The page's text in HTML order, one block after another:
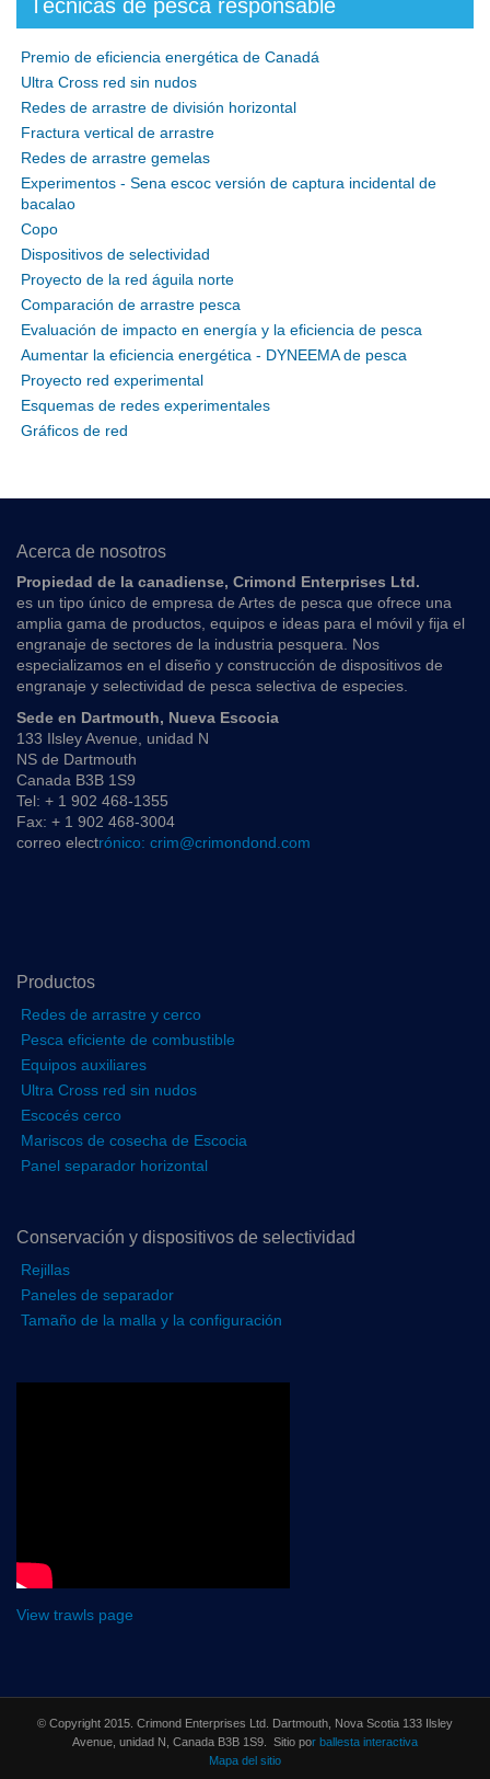
Técnicas de pesca responsable
Premio de eficiencia energética de Canadá
Ultra Cross red sin nudos
Redes de arrastre de división horizontal
Fractura vertical de arrastre
Redes de arrastre gemelas
Experimentos - Sena escoc versión de captura incidental de
bacalao
Copo
Dispositivos de selectividad
Proyecto de la red águila norte
Comparación de arrastre pesca
Evaluación de impacto en energía y la eficiencia de pesca
Aumentar la eficiencia energética - DYNEEMA de pesca
Proyecto red experimental
Esquemas de redes experimentales
Gráficos de red
Acerca de nosotros
Propiedad de la canadiense, Crimond Enterprises Ltd.
es un tipo único de empresa de Artes de pesca que ofrece una
amplia gama de productos, equipos e ideas para el móvil y fija el
engranaje de sectores de la industria pesquera. Nos
especializamos en el diseño y construcción de dispositivos de
engranaje y selectividad de pesca selectiva de especies.
Sede en Dartmouth, Nueva Escocia
133 Ilsley Avenue, unidad N
NS de Dartmouth
Canada B3B 1S9
Tel: + 1 902 468-1355
Fax: + 1 902 468-3004
correo electrónico: crim@crimondond.com
Productos
Redes de arrastre y cerco
Pesca eficiente de combustible
Equipos auxiliares
Ultra Cross red sin nudos
Escocés cerco
Mariscos de cosecha de Escocia
Panel separador horizontal
Conservación y dispositivos de selectividad
Rejillas
Paneles de separador
Tamaño de la malla y la configuración
View trawls page
© Copyright 2015. Crimond Enterprises Ltd. Dartmouth, Nova Scotia 133 Ilsley
Avenue, unidad N, Canada B3B 1S9. Sitio por ballesta interactiva
Mapa del sitio